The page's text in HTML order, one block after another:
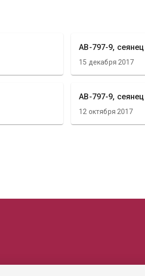
АВ-797-9, сеянец
15 декабря 2017
АВ-797-9, сеянец
12 октября 2017